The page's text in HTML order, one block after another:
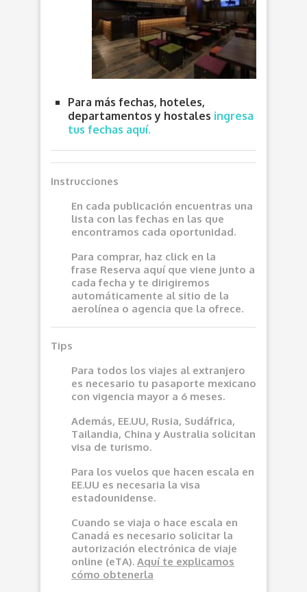
Para más fechas, hoteles,
departamentos y hostales ingresa
tus fechas aquí.
Instrucciones
En cada publicación encuentras una
lista con las fechas en las que
encontramos cada oportunidad.
Para comprar, haz click en la
frase Reserva aquí que viene junto a
cada fecha y te dirigiremos
automáticamente al sitio de la
aerolínea o agencia que la ofrece.
Tips
Para todos los viajes al extranjero
es necesario tu pasaporte mexicano
con vigencia mayor a 6 meses.
Además, EE.UU, Rusia, Sudáfrica,
Tailandia, China y Australia solicitan
visa de turismo.
Para los vuelos que hacen escala en
EE.UU es necesaria la visa
estadounidense.
Cuando se viaja o hace escala en
Canadá es necesario solicitar la
autorización electrónica de viaje
online (eTA). Aquí te explicamos
cómo obtenerla